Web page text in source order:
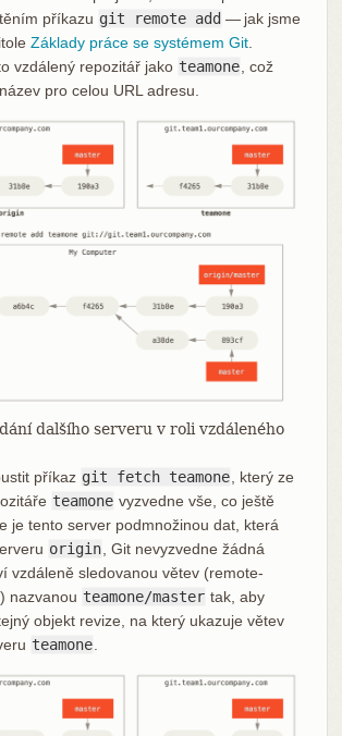
příkazu git remote add — jak jsme
Základy práce se systémem Git.
vzdálený repozitář jako teamone, což
pro celou URL adresu.
dalšího serveru v roli vzdáleného
příkaz git fetch teamone , který ze
teamone vyzvedne vše, co ještě
je tento server podmnožinou dat, která
origin , Git nevyzvedne žádná
vzdáleně sledovanou větev (remote-
nazvanou teamone/master tak, aby
objekt revize, na který ukazuje větev
teamone